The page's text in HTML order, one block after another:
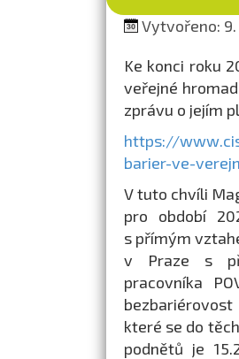
Vytvořeno: 9.
Ke konci roku
veřejné
zprávu o jejím
https://
barier-ve-
V tuto chvíli
pro období
s přímým
v Praze s
pracovníka
které se do
podnětů je